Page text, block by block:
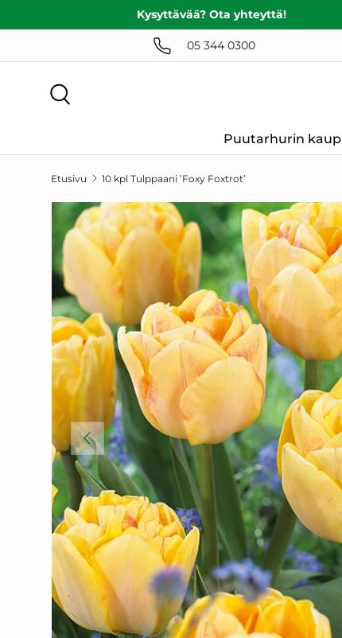
SIIRRY SISÄLTÖÖN
Kysyttävää? Ota yhteyttä!
05 344 0300
Puutarhurin
Etusivu 10 kpl Tulppaani ’Foxy Foxtrot’
SIIRRY TUOTETIETOIHIN
EDELLINEN